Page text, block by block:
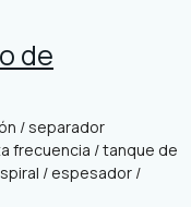
de
/ separador
frecuencia / tanque de
/ espesador /